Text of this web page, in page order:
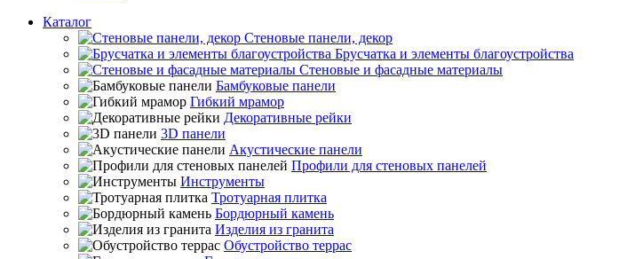
Каталог
Стеновые панели, декор
Брусчатка и элементы благоустройства
Стеновые и фасадные материалы
Бамбуковые панели
Гибкий мрамор
Декоративные рейки
3D панели
Акустические панели
Профили для стеновых панелей
Инструменты
Тротуарная плитка
Бордюрный камень
Изделия из гранита
Обустройство террас